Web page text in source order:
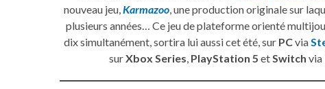
nouveau jeu, Karmazoo , une production originale sur
plusieurs années… Ce jeu de plateforme orienté
dix simultanément, sortira lui aussi cet été, sur PCvia
surXbox Series PlayStation 5 et Switch via